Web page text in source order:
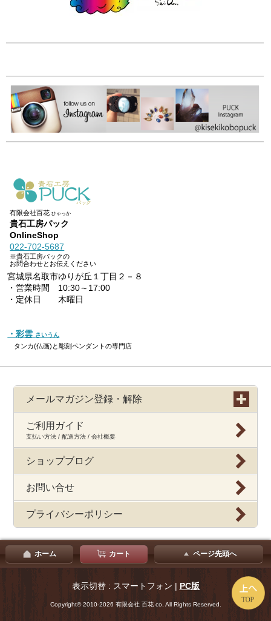
有限会社百花ひゃっか
貴石工房パック
OnlineShop
022-702-5687
※貴石工房パックの
お問合わせとお伝えください
宮城県名取市ゆりが丘１丁目２－８
・営業時間 10:30～17:00
・定休日 木曜日
・彩雲 さいうん
タンカ(仏画)と彫刻ペンダントの専門店
メールマガジン登録・解除
ご利用ガイド
支払い方法 / 配送方法 / 会社概要
ショップブログ
お問い合せ
プライバシーポリシー
ホーム カート ページ先頭へ
表示切替 : スマートフォン | PC版
Copyright© 2010-2026 有限会社 百花 co, All Rights Reserved.